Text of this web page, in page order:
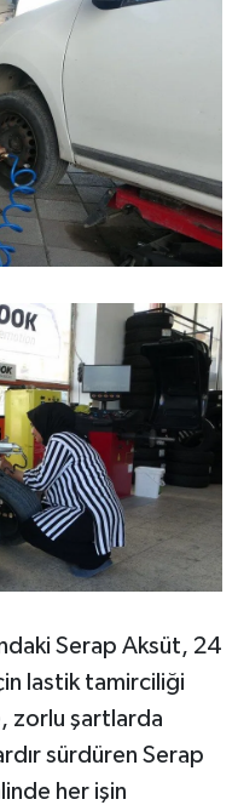
Serap Aksüt, 24
lastik tamirciliği
zorlu şartlarda
sürdüren Serap
her işin